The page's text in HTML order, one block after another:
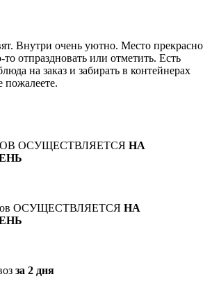
Внутри очень уютно. Место прекрасно
отпраздновать или отметить. Есть
на заказ и забирать в контейнерах
ОСУЩЕСТВЛЯЕТСЯ НА
ОСУЩЕСТВЛЯЕТСЯ НА
за 2 дня